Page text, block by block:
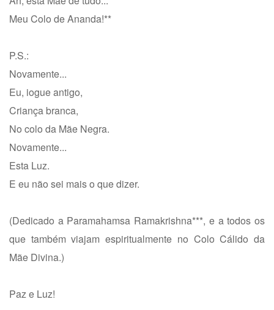
Meu Colo de Ananda!**
P.S.:
Novamente...
Eu, iogue antigo,
Criança branca,
No colo da Mãe Negra.
Novamente...
Esta Luz.
E eu não sei mais o que dizer.
(Dedicado a Paramahamsa Ramakrishna***, e a todos os
que também viajam espiritualmente no Colo Cálido da
Mãe Divina.)
Paz e Luz!